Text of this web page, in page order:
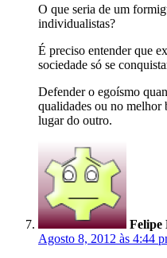
O que seria de um
individualistas?
É preciso entender que
sociedade só se
Defender o egoísmo
qualidades ou no melhor
lugar do outro.
Felipe
Agosto 8, 2012 às 4:44